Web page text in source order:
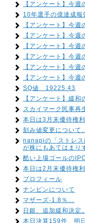
【アンケート】今週
10年選手の億達成
【アンケート】今週
【アンケート】今週
【アンケート】今週
【アンケート】今週
【アンケート】今週
【アンケート】今週
SQ値 19225.43
【アンケート】緩
スカイマーク民事再
本日は3月末優待権
刻み値変更について
nanapiの「ストレス
が株にもあてはまり
酷い上場ゴールの
本日は2月末優待権
プロフィール
ナンピンについて
マザーズ-1.8％…
日銀、追加緩和決定
本日決算159件、明